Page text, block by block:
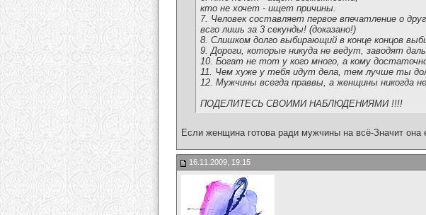
кто не хочет - ищет причины.
7. Человек составляет первое впечатление о
всго лишь за 3 секунды! (доказано!)
8. Слишком долго выбирающий в конце концов
9. Дороги, которые никуда не ведут, заводят
10. Богат не тот у кого много, а кому
11. Чем хуже у тебя идут дела, тем лучше ты
12. Мужчины всегда праввы, а женщины никогда
ПОДЕЛИТЕСЬ СВОИМИ НАБЛЮДЕНИЯМИ !!!!
Если женщина готова ради мужчины на всё-Значит она
16.11.2009, 19:15